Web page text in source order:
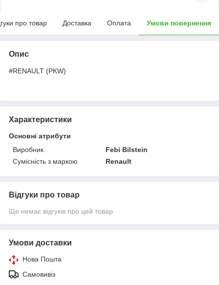
про товар Доставка Оплата Умови повернення
Опис
#RENAULT (PKW)
Характеристики
Основні атрибути
Виробник
Febi Bilstein
Сумісність з маркою
Renault
Відгуки про товар
Ще немає відгуків про цей товар
Умови доставки
Нова Пошта
Самовивіз